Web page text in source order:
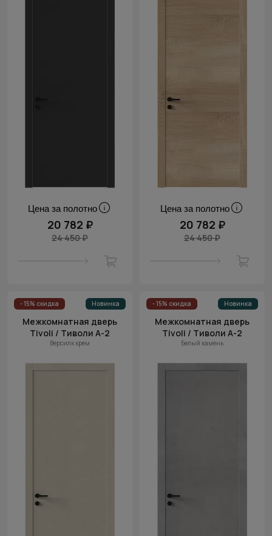
Цена за полотно
20 782 ₽
24 450 ₽
Цена за полотно
20 782 ₽
24 450 ₽
- 15% скидка Новинка
Межкомнатная дверь
Tivoli / Тиволи А-2
Версилк крем
- 15% скидка Новинка
Межкомнатная дверь
Tivoli / Тиволи А-2
Белый камень